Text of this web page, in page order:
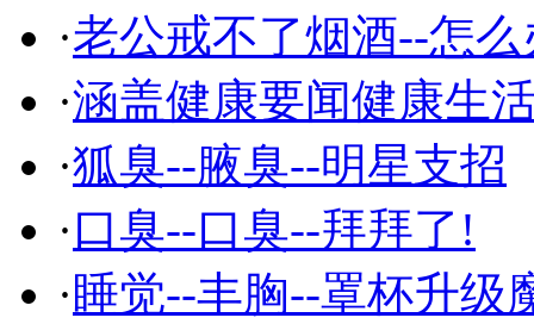
·老公戒不了烟酒--怎么
·涵盖健康要闻健康生
·狐臭--腋臭--明星支招
·口臭--口臭--拜拜了!
·睡觉--丰胸--罩杯升级